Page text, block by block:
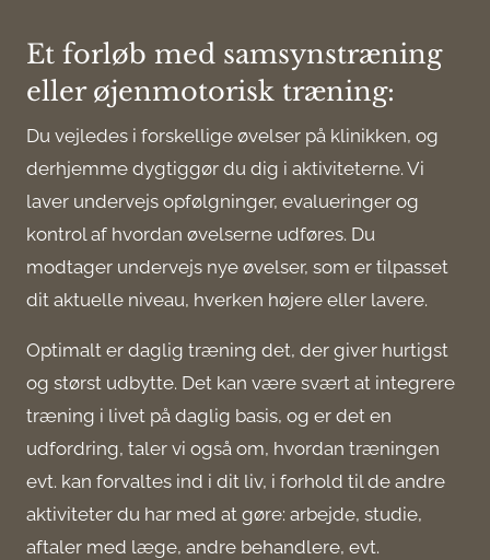
Et forløb med samsynstræning
eller øjenmotorisk træning:
Du vejledes i forskellige øvelser på klinikken, og
derhjemme dygtiggør du dig i aktiviteterne. Vi
laver undervejs opfølgninger, evalueringer og
kontrol af hvordan øvelserne udføres. Du
modtager undervejs nye øvelser, som er tilpasset
dit aktuelle niveau, hverken højere eller lavere.
Optimalt er daglig træning det, der giver hurtigst
og størst udbytte. Det kan være svært at integrere
træning i livet på daglig basis, og er det en
udfordring, taler vi også om, hvordan træningen
evt. kan forvaltes ind i dit liv, i forhold til de andre
aktiviteter du har med at gøre: arbejde, studie,
aftaler med læge, andre behandlere, evt.